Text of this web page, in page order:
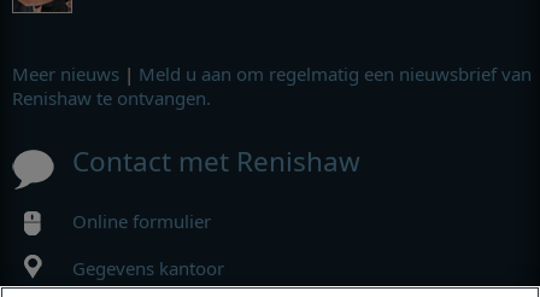
Meer nieuws | Meld u aan om regelmatig een nieuwsbrief van
Renishaw te ontvangen.
Contact met Renishaw
Online formulier
Gegevens kantoor